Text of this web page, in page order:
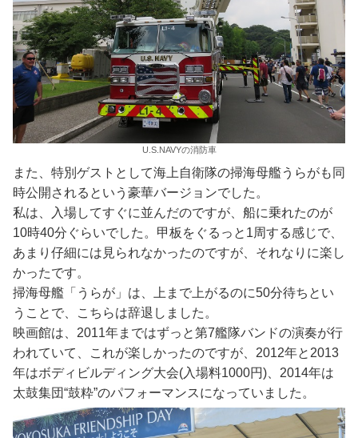
U.S.NAVYの消防車
また、特別ゲストとして海上自衛隊の掃海母艦うらがも同
時公開されるという豪華バージョンでした。
私は、入場してすぐに並んだのですが、船に乗れたのが
10時40分ぐらいでした。甲板をぐるっと1周する感じで、
あまり仔細には見られなかったのですが、それなりに楽し
かったです。
掃海母艦「うらが」は、上まで上がるのに50分待ちとい
うことで、こちらは辞退しました。
映画館は、2011年まではずっと第7艦隊バンドの演奏が行
われていて、これが楽しかったのですが、2012年と2013
年はボディビルディング大会(入場料1000円)、2014年は
太鼓集団“鼓粋”のパフォーマンスになっていました。